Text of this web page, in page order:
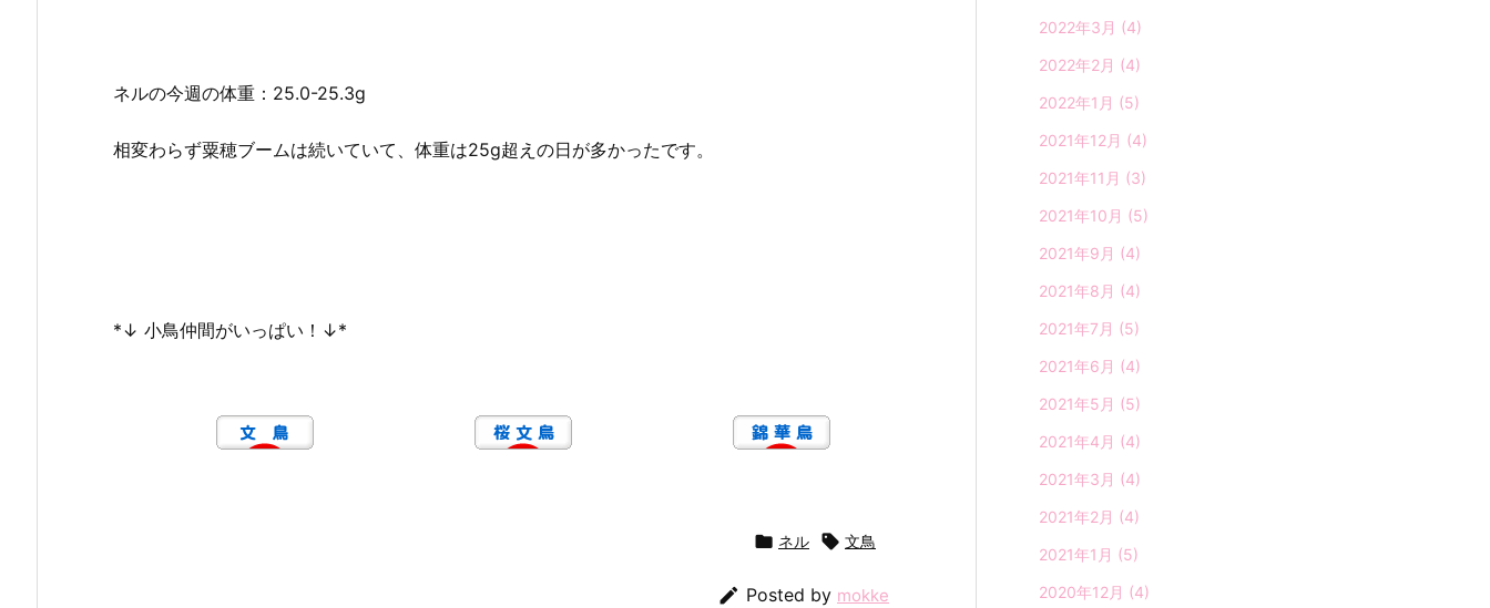
ネルの今週の体重：25.0-25.3g
相変わらず粟穂ブームは続いていて、体重は25g超えの日が多かったです。
*↓ 小鳥仲間がいっぱい！↓*
 ネル  文鳥
 Posted by mokke
2022年3月 (4)
2022年2月 (4)
2022年1月 (5)
2021年12月 (4)
2021年11月 (3)
2021年10月 (5)
2021年9月 (4)
2021年8月 (4)
2021年7月 (5)
2021年6月 (4)
2021年5月 (5)
2021年4月 (4)
2021年3月 (4)
2021年2月 (4)
2021年1月 (5)
2020年12月 (4)